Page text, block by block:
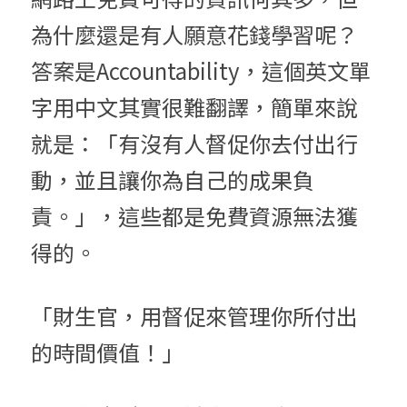
為什麼還是有人願意花錢學習呢？
答案是Accountability，這個英文單
字用中文其實很難翻譯，簡單來說
就是：「有沒有人督促你去付出行
動，並且讓你為自己的成果負
責。」，這些都是免費資源無法獲
得的。
「財生官，用督促來管理你所付出
的時間價值！」